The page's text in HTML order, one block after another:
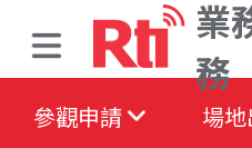
業
務
參觀申請 場